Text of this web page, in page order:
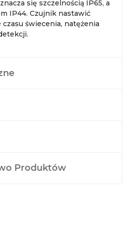
się szczelnością IP65, a
IP44. Czujnik nastawić
świecenia, natężenia
Produktów